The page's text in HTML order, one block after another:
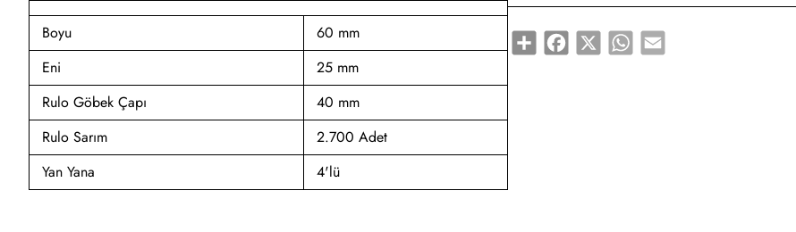
Boyu
60 mm
Eni
25 mm
Rulo Göbek Çapı
40 mm
Rulo Sarım
2.700 Adet
Yan Yana
4'lü
olarak adlandırılabilir.
Yapışkan Türleri:Standart (Çok kuvvetli), Metalize
Share Facebook
X WhatsApp
Email